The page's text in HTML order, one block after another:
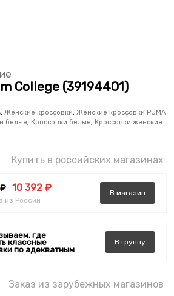
College (39194401)
, Женские кроссовки, Женские кроссовки PUMA
белые, Кроссовки белые, Кроссовки женские
Купить в российских магазинах
10 392 ₽
из России
В магазин
где
классные
по адекватным
В группу
Заказ из зарубежных магазинов